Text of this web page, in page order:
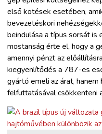
első kötések esetében,
bevezetéskori
beindulása a típus sorsát is
mostanság érte el, hogy a
amennyi pénzt az
kiegyenlítődés a 787-es
gyártó emeli az árat,
felfuttatásával csökkenteni